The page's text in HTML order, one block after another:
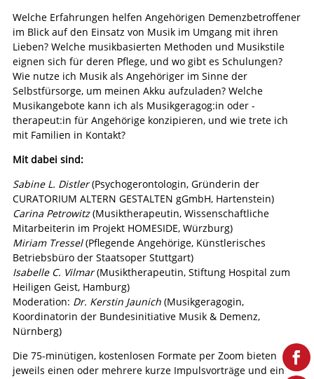
Welche Erfahrungen helfen Angehörigen Demenzbetroffener
im Blick auf den Einsatz von Musik im Umgang mit ihren
Lieben? Welche musikbasierten Methoden und Musikstile
eignen sich für deren Pflege, und wo gibt es Schulungen?
Wie nutze ich Musik als Angehöriger im Sinne der
Selbstfürsorge, um meinen Akku aufzuladen? Welche
Musikangebote kann ich als Musikgeragog:in oder -
therapeut:in für Angehörige konzipieren, und wie trete ich
mit Familien in Kontakt?
Mit dabei sind:
Sabine L. Distler(Psychogerontologin, Gründerin der
CURATORIUM ALTERN GESTALTEN gGmbH, Hartenstein)
Carina Petrowitz(Musiktherapeutin, Wissenschaftliche
Mitarbeiterin im Projekt HOMESIDE, Würzburg)
Miriam Tressel(Pflegende Angehörige, Künstlerisches
Betriebsbüro der Staatsoper Stuttgart)
Isabelle C. Vilmar(Musiktherapeutin, Stiftung Hospital zum
Heiligen Geist, Hamburg)
Moderation: Dr. Kerstin Jaunich(Musikgeragogin,
Koordinatorin der Bundesinitiative Musik & Demenz,
Nürnberg)
Die 75-minütigen, kostenlosen Formate per Zoom bieten
jeweils einen oder mehrere kurze Impulsvorträge und ein